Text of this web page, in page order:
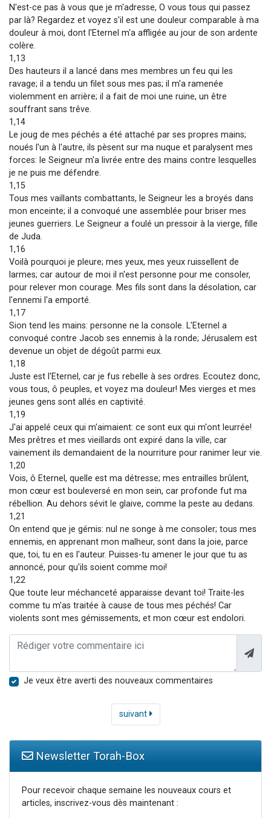
N'est-ce pas à vous que je m'adresse, O vous tous qui passez
par là? Regardez et voyez s'il est une douleur comparable à ma
douleur à moi, dont l'Eternel m'a affligée au jour de son ardente
colère.
1,13
Des hauteurs il a lancé dans mes membres un feu qui les
ravage; il a tendu un filet sous mes pas; il m'a ramenée
violemment en arrière; il a fait de moi une ruine, un être
souffrant sans trêve.
1,14
Le joug de mes péchés a été attaché par ses propres mains;
noués l'un à l'autre, ils pèsent sur ma nuque et paralysent mes
forces: le Seigneur m'a livrée entre des mains contre lesquelles
je ne puis me défendre.
1,15
Tous mes vaillants combattants, le Seigneur les a broyés dans
mon enceinte; il a convoqué une assemblée pour briser mes
jeunes guerriers. Le Seigneur a foulé un pressoir à la vierge, fille
de Juda.
1,16
Voilà pourquoi je pleure; mes yeux, mes yeux ruissellent de
larmes; car autour de moi il n'est personne pour me consoler,
pour relever mon courage. Mes fils sont dans la désolation, car
l'ennemi l'a emporté.
1,17
Sion tend les mains: personne ne la console. L'Eternel a
convoqué contre Jacob ses ennemis à la ronde; Jérusalem est
devenue un objet de dégoût parmi eux.
1,18
Juste est l'Eternel, car je fus rebelle à ses ordres. Ecoutez donc,
vous tous, ô peuples, et voyez ma douleur! Mes vierges et mes
jeunes gens sont allés en captivité.
1,19
J'ai appelé ceux qui m'aimaient: ce sont eux qui m'ont leurrée!
Mes prêtres et mes vieillards ont expiré dans la ville, car
vainement ils demandaient de la nourriture pour ranimer leur vie.
1,20
Vois, ô Eternel, quelle est ma détresse; mes entrailles brûlent,
mon cœur est bouleversé en mon sein, car profonde fut ma
rébellion. Au dehors sévit le glaive, comme la peste au dedans.
1,21
On entend que je gémis: nul ne songe à me consoler; tous mes
ennemis, en apprenant mon malheur, sont dans la joie, parce
que, toi, tu en es l'auteur. Puisses-tu amener le jour que tu as
annoncé, pour qu'ils soient comme moi!
1,22
Que toute leur méchanceté apparaisse devant toi! Traite-les
comme tu m'as traitée à cause de tous mes péchés! Car
violents sont mes gémissements, et mon cœur est endolori.
Je veux être averti des nouveaux commentaires
suivant
Newsletter Torah-Box
Pour recevoir chaque semaine les nouveaux cours et
articles, inscrivez-vous dès maintenant :